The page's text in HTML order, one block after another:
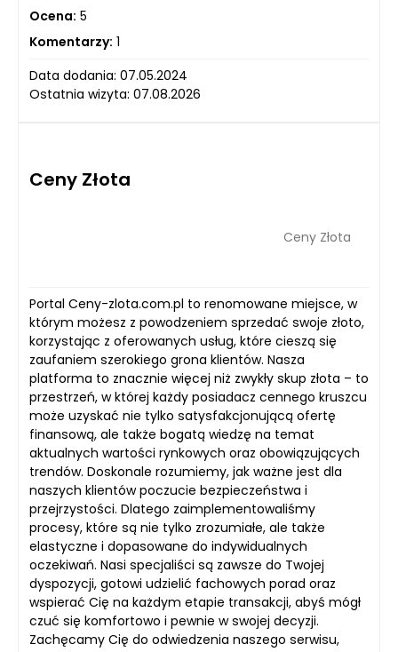
Ocena: 5
Komentarzy: 1
Data dodania: 07.05.2024
Ostatnia wizyta: 07.08.2026
Ceny Złota
Ceny Złota
Portal Ceny-zlota.com.pl to renomowane miejsce, w
którym możesz z powodzeniem sprzedać swoje złoto,
korzystając z oferowanych usług, które cieszą się
zaufaniem szerokiego grona klientów. Nasza
platforma to znacznie więcej niż zwykły skup złota – to
przestrzeń, w której każdy posiadacz cennego kruszcu
może uzyskać nie tylko satysfakcjonującą ofertę
finansową, ale także bogatą wiedzę na temat
aktualnych wartości rynkowych oraz obowiązujących
trendów. Doskonale rozumiemy, jak ważne jest dla
naszych klientów poczucie bezpieczeństwa i
przejrzystości. Dlatego zaimplementowaliśmy
procesy, które są nie tylko zrozumiałe, ale także
elastyczne i dopasowane do indywidualnych
oczekiwań. Nasi specjaliści są zawsze do Twojej
dyspozycji, gotowi udzielić fachowych porad oraz
wspierać Cię na każdym etapie transakcji, abyś mógł
czuć się komfortowo i pewnie w swojej decyzji.
Zachęcamy Cię do odwiedzenia naszego serwisu,